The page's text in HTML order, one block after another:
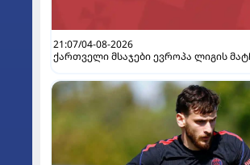
21:07/04-08-2026
ქართველი მსაჯები ევროპა ლიგის